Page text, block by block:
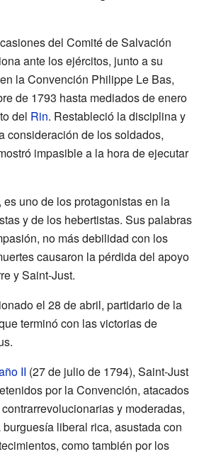
del Comité de Salvación
ante los ejércitos, junto a su
la Convención Philippe Le Bas,
de 1793 hasta mediados de enero
del Rin. Restableció la disciplina y
consideración de los soldados,
impasible a la hora de ejecutar
uno de los protagonistas en la
y de los hebertistas. Sus palabras
no más debilidad con los
causaron la pérdida del apoyo
y Saint-Just.
el 28 de abril, partidario de la
terminó con las victorias de
II (27 de julio de 1794), Saint-Just
por la Convención, atacados
y moderadas,
liberal rica, asustada con
como también por los